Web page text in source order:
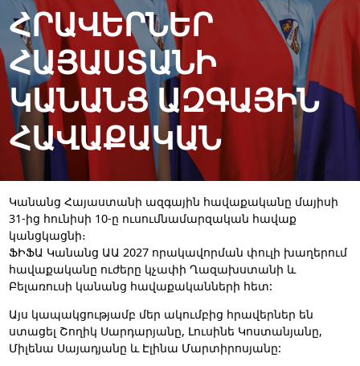
ՀՐԱՎԵՐՆԵՐ
ՀԱՅԱՍՏԱՆԻ
ԿԱՆԱՆՑ ԱԶԳԱՅԻՆ
ՀԱՎԱՔԱԿԱՆ
Կանանց Հայաստանի ազգային հավաքականը մայիսի
31-ից հունիսի 10-ը ուսումնամարզական հավաք
կանցկացնի։
ՖԻՖԱ Կանանց ԱԱ 2027 որակավորման փուլի խաղերում
հավաքականը ուժերը կչափի Ղազախստանի և
Բելառուսի կանանց հավաքականների հետ:
Այս կապակցությամբ մեր ակումբից հրավերներ են
ստացել Շողիկ Սարդարյանը, Լուսինե Կոստանյանը,
Միլենա Սայադյանը և Էլինա Մարտիրոսյանը: